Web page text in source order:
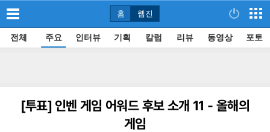
홈 웹진
전체 주요 인터뷰 기획 칼럼 리뷰 동영상 포토
[투표]인벤 게임 어워드 후보 소개 11 - 올해의
게임